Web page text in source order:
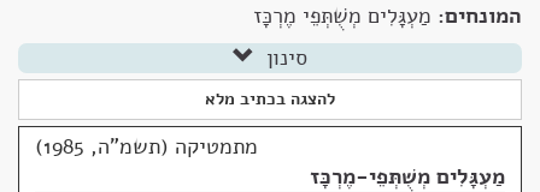
המונחים: מַעְגָּלִים מְשֻׁתְּפֵי מֶרְכָּז
סינון
להצגה בכתיב מלא
מתמטיקה (תשמ"ה, 1985)
מַעְגָּלִים מְשֻׁתְּפֵי-מֶרְכָּז